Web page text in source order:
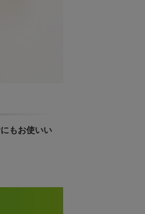
もお使いい